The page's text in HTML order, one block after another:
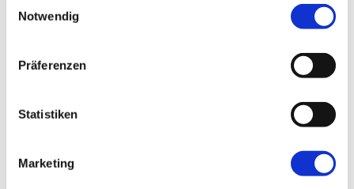
Notwendig
Präferenzen
Statistiken
Marketing
Einsatzbereit in Wochen, nicht Quartalen
Amicable
Citizen Developer bauen Apps, IT hält die Kontrolle.
Schatten-IT wird zur Plattform